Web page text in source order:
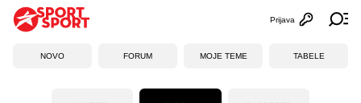
Otvori
Prijava
NOVO FORUM MOJE TEME TABELE